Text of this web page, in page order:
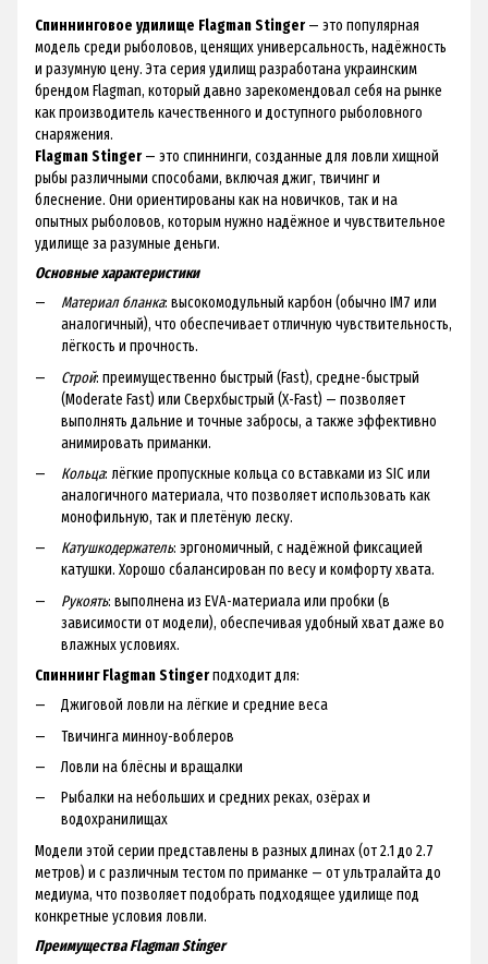
Спиннинговое удилище Flagman Stinger— это популярная
модель среди рыболовов, ценящих универсальность, надёжность
и разумную цену. Эта серия удилищ разработана украинским
брендом Flagman, который давно зарекомендовал себя на рынке
как производитель качественного и доступного рыболовного
снаряжения.
Flagman Stinger— это спиннинги, созданные для ловли хищной
рыбы различными способами, включая джиг, твичинг и
блеснение. Они ориентированы как на новичков, так и на
опытных рыболовов, которым нужно надёжное и чувствительное
удилище за разумные деньги.
Основные характеристики
Материал бланка: высокомодульный карбон (обычно IM7 или
аналогичный), что обеспечивает отличную чувствительность,
лёгкость и прочность.
Строй: преимущественно быстрый (Fast), средне-быстрый
(Moderate Fast) или Сверхбыстрый (X-Fast) — позволяет
выполнять дальние и точные забросы, а также эффективно
анимировать приманки.
Кольца: лёгкие пропускные кольца со вставками из SIC или
аналогичного материала, что позволяет использовать как
монофильную, так и плетёную леску.
Катушкодержатель: эргономичный, с надёжной фиксацией
катушки. Хорошо сбалансирован по весу и комфорту хвата.
Рукоять: выполнена из EVA-материала или пробки (в
зависимости от модели), обеспечивая удобный хват даже во
влажных условиях.
Спиннинг Flagman Stingerподходит для:
Джиговой ловли на лёгкие и средние веса
Твичинга минноу-воблеров
Ловли на блёсны и вращалки
Рыбалки на небольших и средних реках, озёрах и
водохранилищах
Модели этой серии представлены в разных длинах (от 2.1 до 2.7
метров) и с различным тестом по приманке — от ультралайта до
медиума, что позволяет подобрать подходящее удилище под
конкретные условия ловли.
Преимущества Flagman Stinger